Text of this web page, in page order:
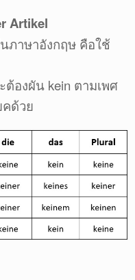
Artikel
ภาษาอังกฤษ คือใช้
องผัน kein ตามเพศ
ด้วย